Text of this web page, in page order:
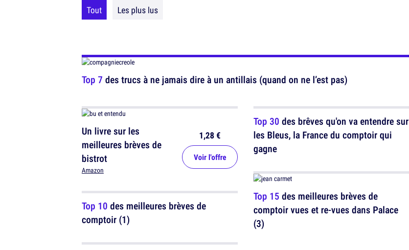
Tout Les plus lus
Top 7 des trucs à ne jamais dire à un antillais (quand on ne l’est pas)
Un livre sur les
meilleures brèves de
bistrot
Amazon
1,28 €
Voir l'offre
Top 10 des meilleures brèves de
comptoir (1)
Top 30 des brêves qu'on va entendre sur
les Bleus, la France du comptoir qui
gagne
Top 15 des meilleures brèves de
comptoir vues et re-vues dans Palace
(3)